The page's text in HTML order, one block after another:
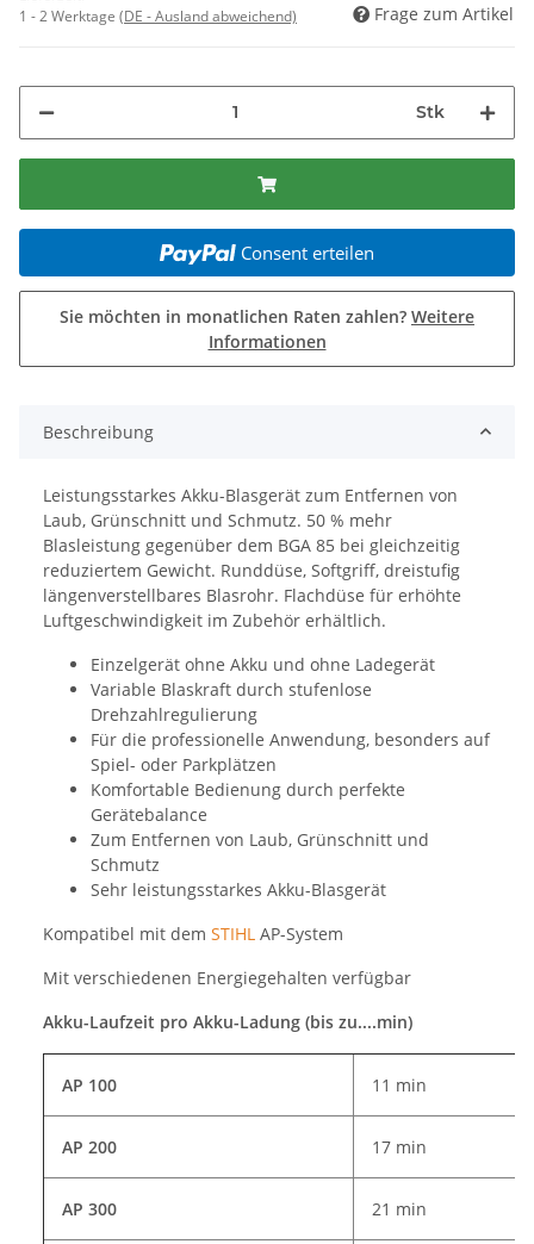
1 - 2 Werktage (DE - Ausland abweichend) Frage zum Artikel
Stk
Consent erteilen
Sie möchten in monatlichen Raten zahlen? Weitere
Informationen
Beschreibung
Leistungsstarkes Akku-Blasgerät zum Entfernen von
Laub, Grünschnitt und Schmutz. 50 % mehr
Blasleistung gegenüber dem BGA 85 bei gleichzeitig
reduziertem Gewicht. Runddüse, Softgriff, dreistufig
längenverstellbares Blasrohr. Flachdüse für erhöhte
Luftgeschwindigkeit im Zubehör erhältlich.
Einzelgerät ohne Akku und ohne Ladegerät
Variable Blaskraft durch stufenlose
Drehzahlregulierung
Für die professionelle Anwendung, besonders auf
Spiel- oder Parkplätzen
Komfortable Bedienung durch perfekte
Gerätebalance
Zum Entfernen von Laub, Grünschnitt und
Schmutz
Sehr leistungsstarkes Akku-Blasgerät
Kompatibel mit dem STIHL AP-System
Mit verschiedenen Energiegehalten verfügbar
Akku-Laufzeit pro Akku-Ladung (bis zu....min)
AP 100 11 min
AP 200 17 min
AP 300 21 min